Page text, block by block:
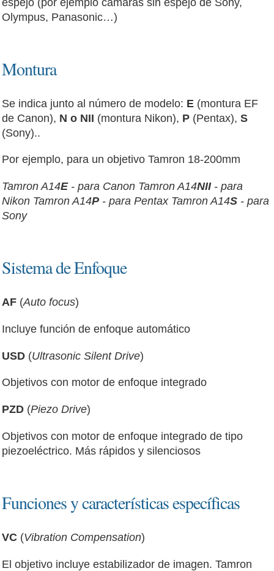
Olympus, Panasonic…)
Montura
Se indica junto al número de modelo: E (montura EF
de Canon), N o NII (montura Nikon), P (Pentax),S
(Sony)..
Por ejemplo, para un objetivo Tamron 18-200mm
Tamron A14E- para Canon Tamron A14NII- para
Nikon Tamron A14P - para Pentax Tamron A14S - para
Sony
Sistema de Enfoque
AF (Auto focus)
Incluye función de enfoque automático
USD (Ultrasonic Silent Drive)
Objetivos con motor de enfoque integrado
PZD (Piezo Drive)
Objetivos con motor de enfoque integrado de tipo
piezoeléctrico. Más rápidos y silenciosos
Funciones y características específicas
VC (Vibration Compensation)
El objetivo incluye estabilizador de imagen. Tamron